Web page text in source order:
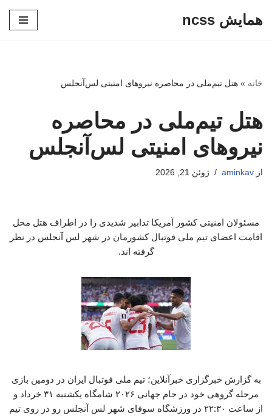
همایش ncss
خانه » هتل تیم‌ملی در محاصره نیروهای امنیتی لس‌آنجلس
هتل تیم‌ملی در محاصره
نیروهای امنیتی لس‌آنجلس
از aminkav ژوئن 21, 2026
مسئولان امنیتی کشور آمریکا تدابیر شدیدی را در اطراف هتل محل
اقامت اعضای تیم ملی فوتبال کشورمان در شهر لس آنجلس در نظر
گرفته اند.
به گزارش خبرگزاری خبرآنلاین؛ تیم ملی فوتبال ایران در دومین بازی
مرحله گروهی خود در جام جهانی ۲۰۲۶ شامگاه یکشنبه ۳۱ خرداد و
از ساعت ۲۲:۳۰ در ورزشگاه سوفای شهر لس آنجلس رو در روی تیم